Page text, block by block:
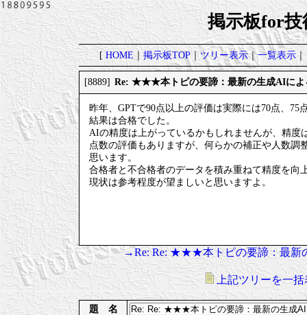
掲示板for技
[HOME｜掲示板TOP｜ツリー表示｜一覧表示｜
[8889] Re: ★★★本トピの要諦：最新の生成AIによ
昨年、GPTで90点以上の評価は実際には70点、75
結果は合格でした。
AIの精度は上がっているかもしれませんが、精度
点数の評価もありますが、何らかの補正や人数
思います。
合格者と不合格者のデータを積み重ねて精度を向
現状は参考程度が望ましいと思いますよ。
→Re: Re: ★★★本トピの要諦：最新
上記ツリーを一括
題 名